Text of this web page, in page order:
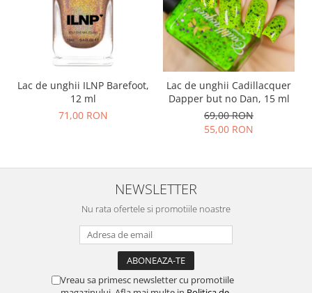
Lac de unghii ILNP Barefoot,
12 ml
71,00 RON
Lac de unghii Cadillacquer
Dapper but no Dan, 15 ml
69,00 RON
55,00 RON
NEWSLETTER
Nu rata ofertele si promotiile noastre
Vreau sa primesc newsletter cu promotiile